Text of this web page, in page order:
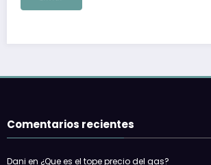
Comentarios recientes
Dani en ¿Que es el tope precio del gas?